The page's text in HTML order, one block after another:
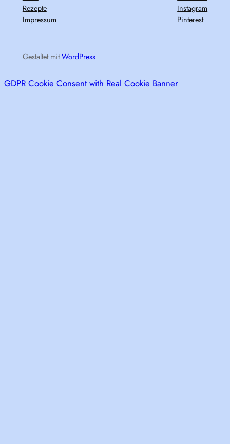
Rezepte
Impressum
Instagram
Pinterest
Gestaltet mitWordPress
GDPR Cookie Consent with Real Cookie Banner